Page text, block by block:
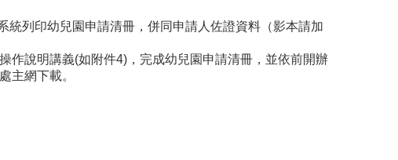
統列印幼兒園申請清冊，併同申請人佐證資料（影本請加
作說明講義(如附件4)，完成幼兒園申請清冊，並依前開辦
主網下載。